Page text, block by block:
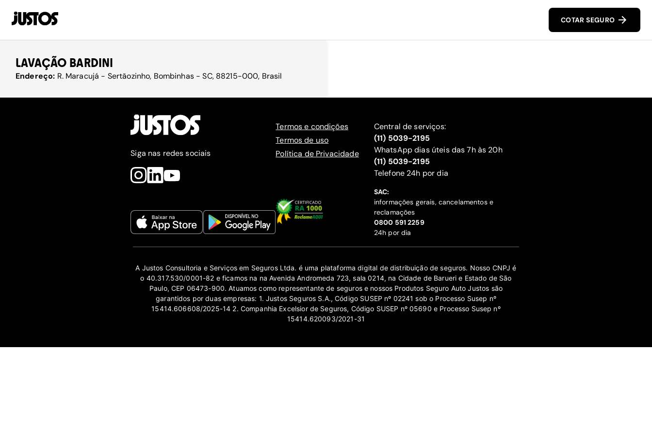
COTAR SEGURO
LAVAÇÃO BARDINI
Endereço: R. Maracujá - Sertãozinho, Bombinhas - SC, 88215-000, Brasil
Siga nas redes sociais
Termos e condições
Termos de uso
Política de Privacidade
Central de serviços:
(11) 5039-2195
WhatsApp dias úteis das 7h às 20h
(11) 5039-2195
‍Telefone 24h por dia
SAC:
informações gerais, cancelamentos e
reclamações
‍0800 591 2259
24h por dia
A Justos Consultoria e Serviços em Seguros Ltda. é uma plataforma digital de distribuição de seguros. Nosso CNPJ é
o 40.317.530/0001-82 e ficamos na na Avenida Andromeda 723, sala 0214, na Cidade de Barueri e Estado de São
Paulo, CEP 06473-900. Atuamos como representante de seguros e nossos Produtos Seguro Auto Justos são
garantidos por duas empresas: 1. Justos Seguros S.A., Código SUSEP nº 02241 sob o Processo Susep nº
15414.606608/2025-14 2. Companhia Excelsior de Seguros, Código SUSEP nº 05690 e Processo Susep nº
15414.620093/2021-31